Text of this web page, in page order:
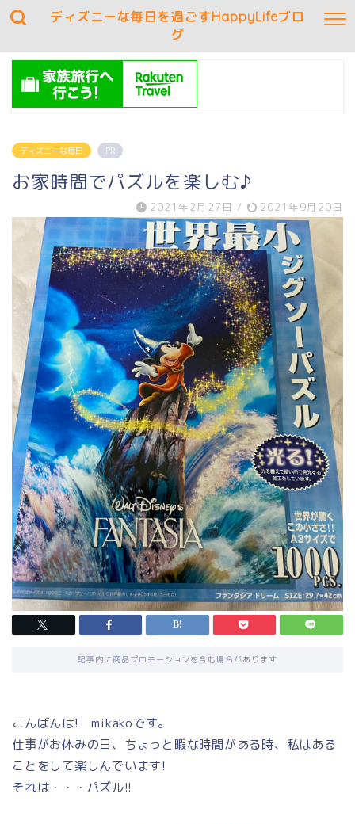
ディズニーな毎日を過ごすHappyLifeブロ
グ
ディズニーな毎日 PR
お家時間でパズルを楽しむ♪
2021年2月27日 / 2021年9月20日
記事内に商品プロモーションを含む場合があります
こんばんは! mikakoです。
仕事がお休みの日、ちょっと暇な時間がある時、私はある
ことをして楽しんでいます!
それは・・・パズル!!